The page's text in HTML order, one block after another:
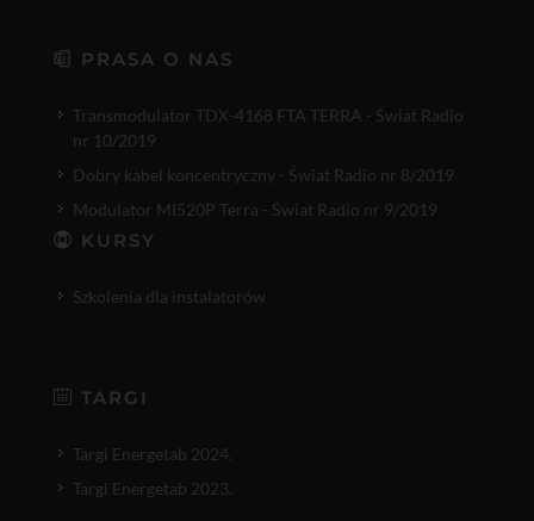
PRASA O NAS
Transmodulator TDX-4168 FTA TERRA - Świat Radio
nr 10/2019
Dobry kabel koncentryczny - Świat Radio nr 8/2019
Modulator MI520P Terra - Świat Radio nr 9/2019
KURSY
Szkolenia dla instalatorów
TARGI
Targi Energetab 2024.
Targi Energetab 2023.